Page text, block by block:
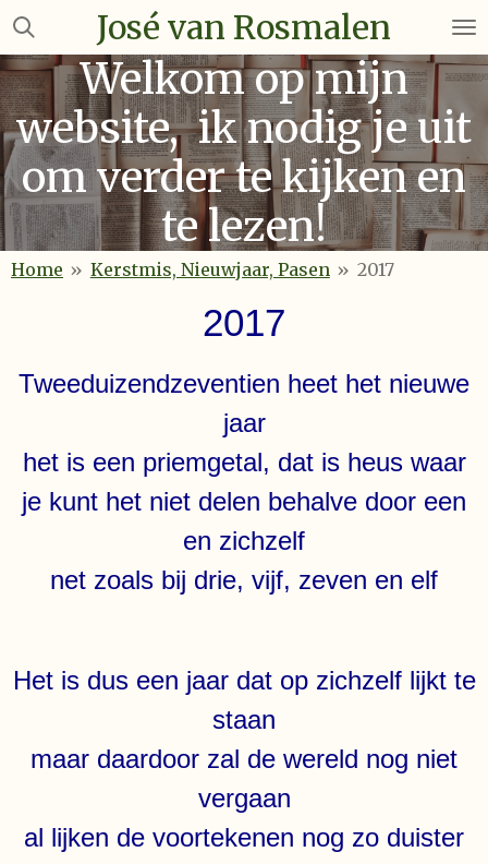
Ga
naar
de
hoofdinhoud
José van Rosmalen
Welkom op mijn
website, ik nodig je uit
om verder te kijken en
te lezen!
Home » Kerstmis, Nieuwjaar, Pasen » 2017
2017
Tweeduizendzeventien heet het nieuwe
jaar
het is een priemgetal, dat is heus waar
je kunt het niet delen behalve door een
en zichzelf
net zoals bij drie, vijf, zeven en elf
Het is dus een jaar dat op zichzelf lijkt te
staan
maar daardoor zal de wereld nog niet
vergaan
al lijken de voortekenen nog zo duister